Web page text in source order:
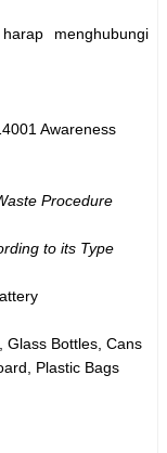
menghubungi
Awareness
Procedure
to its Type
Glass Bottles, Cans
Plastic Bags